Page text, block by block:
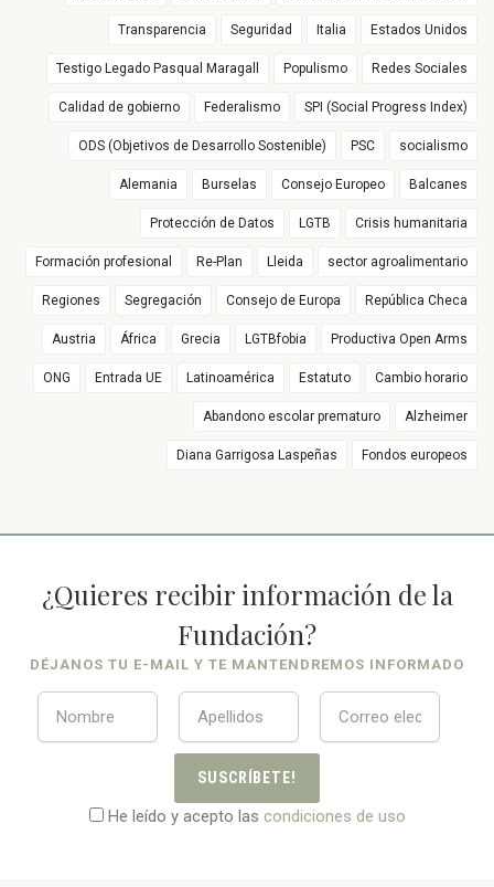
Transparencia Seguridad Italia Estados Unidos
Testigo Legado Pasqual Maragall Populismo Redes Sociales
Calidad de gobierno Federalismo SPI (Social Progress Index)
ODS (Objetivos de Desarrollo Sostenible) PSC socialismo
Alemania Burselas Consejo Europeo Balcanes
Protección de Datos LGTB Crisis humanitaria
Formación profesional Re-Plan Lleida sector agroalimentario
Regiones Segregación Consejo de Europa República Checa
Austria África Grecia LGTBfobia Productiva Open Arms
ONG Entrada UE Latinoamérica Estatuto Cambio horario
Abandono escolar prematuro Alzheimer
Diana Garrigosa Laspeñas Fondos europeos
¿Quieres recibir información de la
Fundación?
DÉJANOS TU E-MAIL Y TE MANTENDREMOS INFORMADO
SUSCRÍBETE!
He leído y acepto las condiciones de uso